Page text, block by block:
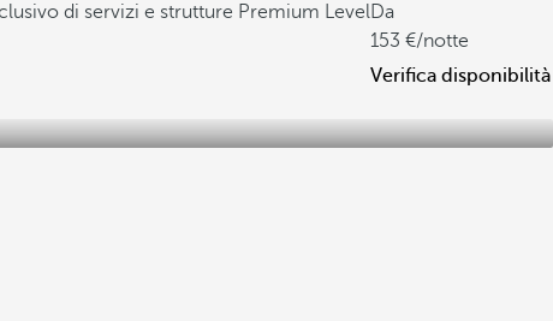
di servizi e strutture Premium LevelDa
153
/notte
Verifica disponibilità